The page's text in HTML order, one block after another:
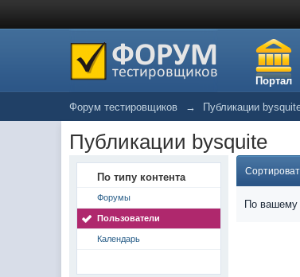
Портал
Форум тестировщиков → Публикации
Публикации bysquite
По типу контента
Форумы
Пользователи
Календарь
По вашему